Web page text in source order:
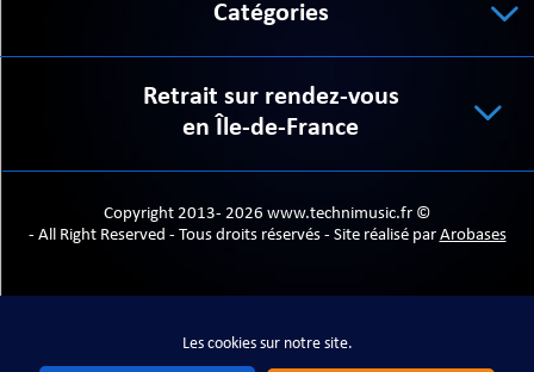
Les cookies sur notre site.
Catégories
Retrait sur rendez-vous
en Île-de-France
Copyright 2013- 2026 www.technimusic.fr ©
- All Right Reserved - Tous droits réservés - Site réalisé par Arobases
Les cookies sur notre site.